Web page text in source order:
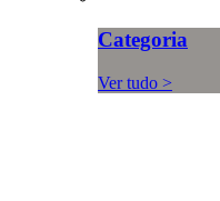
Categoria
Ver tudo >